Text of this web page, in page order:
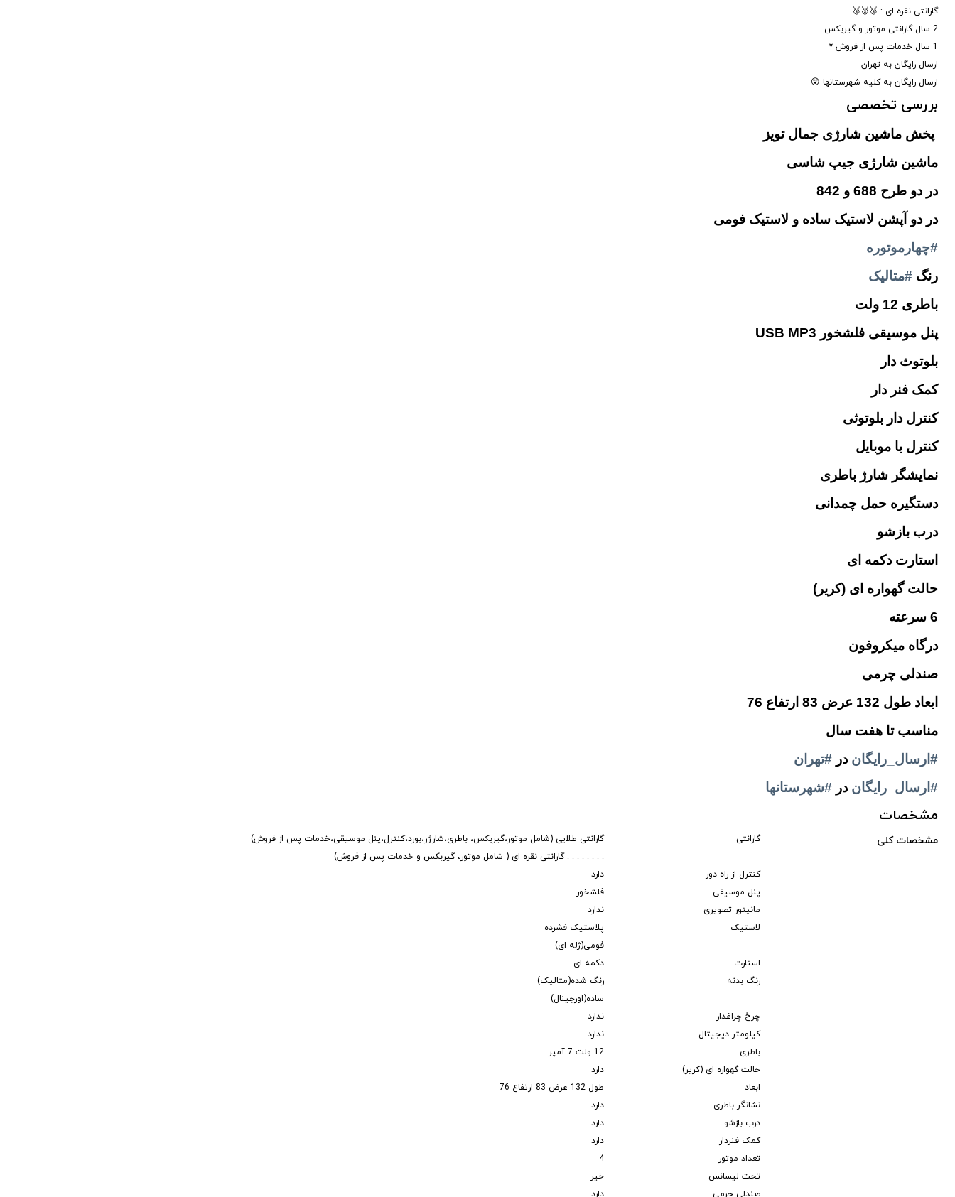
گارانتی نقره ای : 🥈🥈🥈
2 سال گارانتی موتور و گیربکس
1 سال خدمات پس از فروش *
ارسال رایگان به تهران
ارسال رایگان به کلیه شهرستانها 😲
بررسی تخصصی
پخش ماشین شارژی جمال تویز
ماشین شارژی جیپ شاسی
در دو طرح 688 و 842
در دو آپشن لاستیک ساده و لاستیک فومی
#چهارموتوره
رنگ #متالیک
باطری 12 ولت
پنل موسیقی فلشخور USB MP3
بلوتوث دار
کمک فنر دار
کنترل دار بلوتوثی
کنترل با موبایل
نمایشگر شارژ باطری
دستگیره حمل چمدانی
درب بازشو
استارت دکمه ای
حالت گهواره ای (کریر)
6 سرعته
درگاه میکروفون
صندلی چرمی
ابعاد طول 132 عرض 83 ارتفاع 76
مناسب تا هفت سال
#ارسال_رایگان در #تهران
#ارسال_رایگان در #شهرستانها
مشخصات
مشخصات کلی گارانتی
گارانتی طلایی (شامل موتور،گیربکس، باطری،شارژر،بورد،کنترل،پنل موسیقی،خدمات پس از فروش)
. . . . . . . . گارانتی نقره ای ( شامل موتور، گیربکس و خدمات پس از فروش)
کنترل از راه دور
دارد
پنل موسیقی
فلشخور
مانیتور تصویری
ندارد
لاستیک
پلاستیک فشرده
فومی(ژله ای)
استارت
دکمه ای
رنگ بدنه
رنگ شده(متالیک)
ساده(اورجینال)
چرخ چراغدار
ندارد
کیلومتر دیجیتال
ندارد
باطری
12 ولت 7 آمپر
حالت گهواره ای (کریر)
دارد
ابعاد
طول 132 عرض 83 ارتفاع 76
نشانگر باطری
دارد
درب بازشو
دارد
کمک فنردار
دارد
تعداد موتور
4
تحت لیسانس
خیر
صندلی چرمی
دارد